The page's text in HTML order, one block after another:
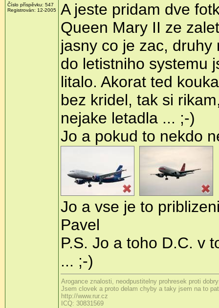
Číslo příspěvku: 547
Registrován: 12-2005
A jeste pridam dve
Queen Mary II ze
jasny co je zac,
do letistniho systemu
litalo. Akorat ted
bez kridel, tak si
nejake letadla ... ;-)
Jo a pokud to nekdo
Jo a vse je to
Pavel
P.S. Jo a toho D.C. v
... ;-)
Arogance znalosti, neodpustitelny prohresek proti
Jsem clovek a proto delam chyby a taky jsem na to
http://www.rur.cz
ICQ: 30831569